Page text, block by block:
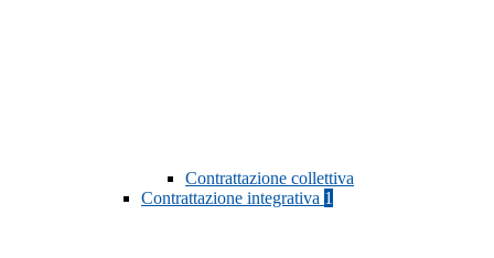
Contrattazione collettiva
Contrattazione integrativa 1